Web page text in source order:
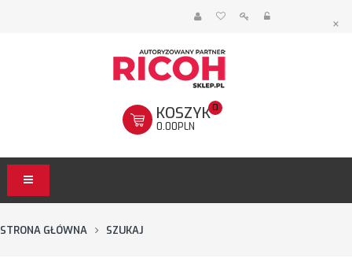
×
KOSZYK0
0.00PLN
STRONA GŁÓWNA SZUKAJ